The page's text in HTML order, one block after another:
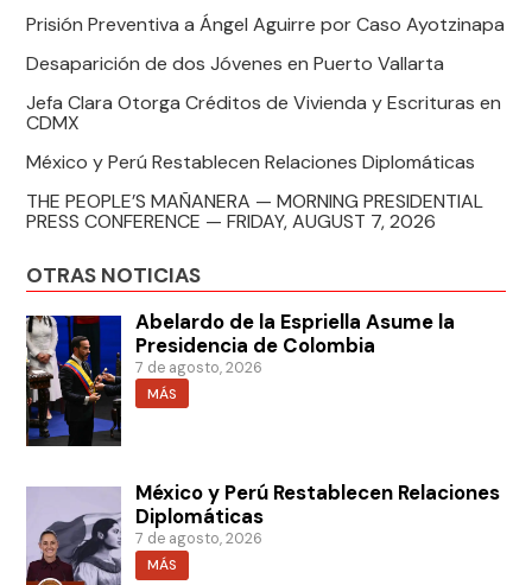
Prisión Preventiva a Ángel Aguirre por Caso Ayotzinapa
Desaparición de dos Jóvenes en Puerto Vallarta
Jefa Clara Otorga Créditos de Vivienda y Escrituras en
CDMX
México y Perú Restablecen Relaciones Diplomáticas
THE PEOPLE’S MAÑANERA — MORNING PRESIDENTIAL
PRESS CONFERENCE — FRIDAY, AUGUST 7, 2026
OTRAS NOTICIAS
Abelardo de la Espriella Asume la
Presidencia de Colombia
7 de agosto, 2026
MÁS
México y Perú Restablecen Relaciones
Diplomáticas
7 de agosto, 2026
MÁS